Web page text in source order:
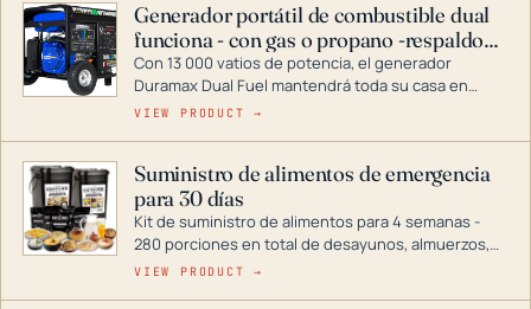
Generador portátil de combustible dual
funciona - con gas o propano -respaldo
para el hogar
Con 13 000 vatios de potencia, el generador
Duramax Dual Fuel mantendrá toda su casa en
funcionamiento durante una tormenta o un corte
combustible dual, con una gama completa que
abarca desde inversores digitales hasta
generadores que pueden alimentar toda su casa.
VIEW PRODUCT →
Suministro de alimentos de emergencia
para 30 días
Kit de suministro de alimentos para 4 semanas -
280 porciones en total de desayunos, almuerzos,
cenas y postres. Se puede almacenar durante
VIEW PRODUCT →